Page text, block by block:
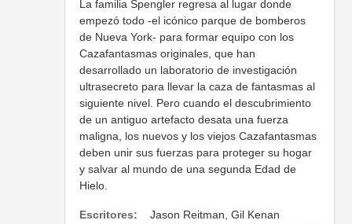
La familia Spengler regresa al lugar donde
empezó todo -el icónico parque de bomberos
de Nueva York- para formar equipo con los
Cazafantasmas originales, que han
desarrollado un laboratorio de investigación
ultrasecreto para llevar la caza de fantasmas al
siguiente nivel. Pero cuando el descubrimiento
de un antiguo artefacto desata una fuerza
maligna, los nuevos y los viejos Cazafantasmas
deben unir sus fuerzas para proteger su hogar
y salvar al mundo de una segunda Edad de
Hielo.
Escritores:
Jason Reitman, Gil Kenan